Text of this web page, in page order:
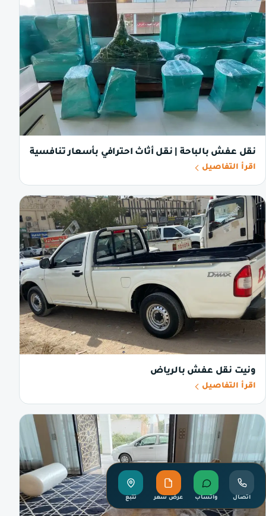
نقل عفش بالباحة | نقل أثاث احترافي بأسعار تنافسية
اقرأ التفاصيل
ونيت نقل عفش بالرياض
اقرأ التفاصيل
اتصال واتساب عرض سعر تتبع